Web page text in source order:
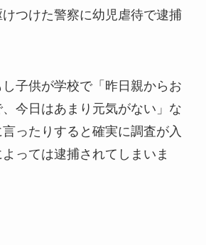
つけた警察に幼児虐待で逮捕
子供が学校で「昨日親からお
今日はあまり元気がない」な
ったりすると確実に調査が入
っては逮捕されてしまいま